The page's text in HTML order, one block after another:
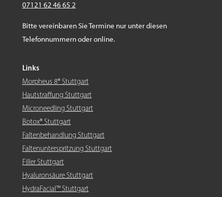
07121 62 46 65 2
Bitte vereinbaren Sie Termine nur unter diesen
Telefonnummern oder online.
Links
Morpheus 8® Stuttgart
Hautstraffung Stuttgart
Microneedling Stuttgart
Botox® Stuttgart
Faltenbehandlung Stuttgart
Faltenunterspritzung Stuttgart
Filler Stuttgart
Hyaluronsäure Stuttgart
HydraFacial™ Stuttgart